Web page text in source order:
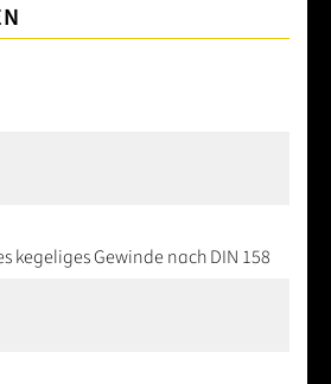
kegeliges Gewinde nach DIN 158